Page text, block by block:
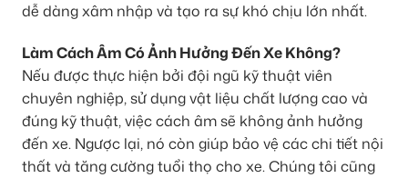
dễ dàng xâm nhập và tạo ra sự khó chịu lớn nhất.
Làm Cách Âm Có Ảnh Hưởng Đến Xe Không?
Nếu được thực hiện bởi đội ngũ kỹ thuật viên
chuyên nghiệp, sử dụng vật liệu chất lượng cao và
đúng kỹ thuật, việc cách âm sẽ không ảnh hưởng
đến xe. Ngược lại, nó còn giúp bảo vệ các chi tiết nội
thất và tăng cường tuổi thọ cho xe. Chúng tôi cũng